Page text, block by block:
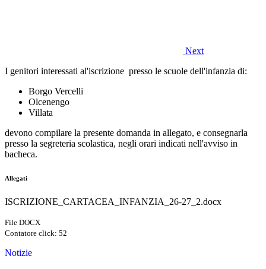
Next
I genitori interessati al'iscrizione presso le scuole dell'infanzia di:
Borgo Vercelli
Olcenengo
Villata
devono compilare la presente domanda in allegato, e consegnarla
presso la segreteria scolastica, negli orari indicati nell'avviso in
bacheca.
Allegati
ISCRIZIONE_CARTACEA_INFANZIA_26-27_2.docx
File DOCX
Contatore click: 52
Notizie